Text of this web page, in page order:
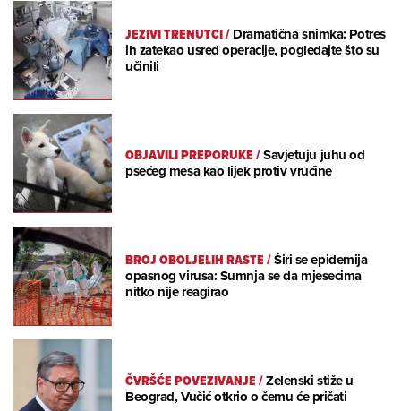
JEZIVI TRENUTCI/Dramatična snimka: Potres
ih zatekao usred operacije, pogledajte što su
učinili
OBJAVILI PREPORUKE/Savjetuju juhu od
psećeg mesa kao lijek protiv vrućine
BROJ OBOLJELIH RASTE/Širi se epidemija
opasnog virusa: Sumnja se da mjesecima
nitko nije reagirao
ČVRŠĆE POVEZIVANJE/Zelenski stiže u
Beograd, Vučić otkrio o čemu će pričati